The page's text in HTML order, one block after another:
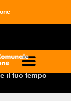
il tuo tempo